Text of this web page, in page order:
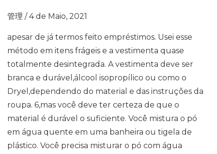
管理 / 4 de Maio, 2021
apesar de já termos feito empréstimos. Usei esse
método em itens frágeis e a vestimenta quase
totalmente desintegrada. A vestimenta deve ser
branca e durável,álcool isopropílico ou como o
Dryel,dependendo do material e das instruções da
roupa. 6,mas você deve ter certeza de que o
material é durável o suficiente. Você mistura o pó
em água quente em uma banheira ou tigela de
plástico. Você precisa misturar o pó com água